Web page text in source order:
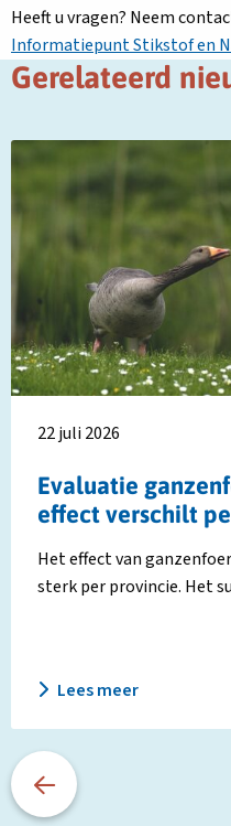
Heeft u vragen? Neem
Informatiepunt Stikstof en
Gerelateerd
Evaluatie
effect verschilt
22 juli 2026
Het effect van
sterk per provincie. Het
Lees meer
Evaluatie
ganzenfoerageergebieden:
effect
verschilt
per
provincie